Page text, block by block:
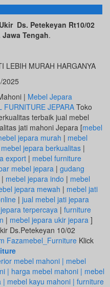
Ds. Petekeyan Rt10/02
Tengah.
LEBIH MURAH HARGANYA
2025
| Mebel Jepara
FURNITURE JEPARA Toko
terbaik jual mebel
jati mahoni Jepara [mebel
jepara murah | mebel
mebel jepara berkualitas |
export | mebel furniture
mebel jepara | gudang
| mebel jepara indo | mebel
jepara mewah | mebel jati
| jual mebel jati jepara
terpercaya | furniture
| mebel jepara ukir jepara ]
Ds.Petekeyan 10/02
Fazamebel_Furniture Klick
mebel mahoni | mebel
| harga mebel mahoni | mebel
mebel kayu mahoni | furniture